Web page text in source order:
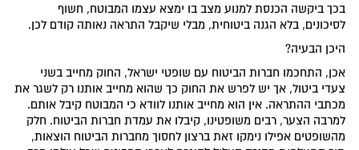
בכך ביקשה הכנסת למנוע מצב בו ימצא עצמו המבוטח, חשוף
לסיכונים, בלא הגנה ביטוחית, מבלי שיקבל התראה נאותה קודם לכן.
היכן הבעיה?
אכן, התחכמו חברות הביטוח עם שופטי ישראל, החוק מחייב בשני
צעדי ביטול, אך יש לפרש את החוק כך שהוא מחייב אותנו רק לשגר את
מכתבי ההתראה. אין הוא מחייב אותנו לוודא כי המבוטח קיבל אותם.
למרבה הצער, רבים משופטינו, קיבלו את עמדת חברות הביטוח. חלק
מהשופטים אפילו נימקו זאת ברצון לחסוך מחברות הביטוח הוצאות,